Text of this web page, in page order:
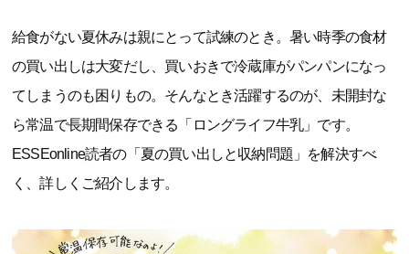
給食がない夏休みは親にとって試練のとき。暑い時季の食材
の買い出しは大変だし、買いおきで冷蔵庫がパンパンになっ
てしまうのも困りもの。そんなとき活躍するのが、未開封な
ら常温で長期間保存できる「ロングライフ牛乳」です。
ESSEonline読者の「夏の買い出しと収納問題」を解決すべ
く、詳しくご紹介します。